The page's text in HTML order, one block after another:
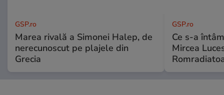
GSP.ro
Marea rivală a Simonei Halep, de
nerecunoscut pe plajele din
Grecia
GSP.ro
Ce s-a
Mircea